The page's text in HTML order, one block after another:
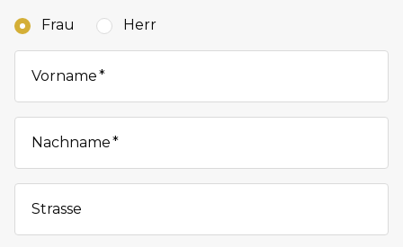
Frau Herr
Vorname
Nachname
Strasse